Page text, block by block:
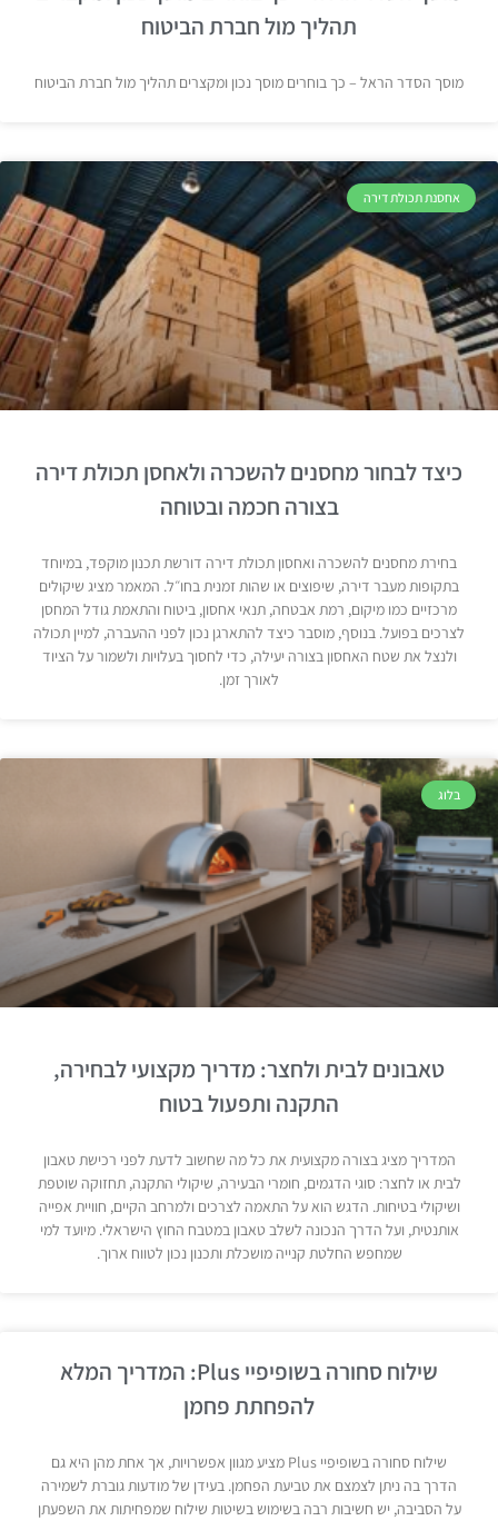
תהליך מול חברת הביטוח
מוסך הסדר הראל – כך בוחרים מוסך נכון ומקצרים תהליך מול חברת הביטוח
אחסנת תכולת דירה
כיצד לבחור מחסנים להשכרה ולאחסן תכולת דירה
בצורה חכמה ובטוחה
בחירת מחסנים להשכרה ואחסון תכולת דירה דורשת תכנון מוקפד, במיוחד
בתקופות מעבר דירה, שיפוצים או שהות זמנית בחו״ל. המאמר מציג שיקולים
מרכזיים כמו מיקום, רמת אבטחה, תנאי אחסון, ביטוח והתאמת גודל המחסן
לצרכים בפועל. בנוסף, מוסבר כיצד להתארגן נכון לפני ההעברה, למיין תכולה
ולנצל את שטח האחסון בצורה יעילה, כדי לחסוך בעלויות ולשמור על הציוד
לאורך זמן.
בלוג
טאבונים לבית ולחצר: מדריך מקצועי לבחירה,
התקנה ותפעול בטוח
המדריך מציג בצורה מקצועית את כל מה שחשוב לדעת לפני רכישת טאבון
לבית או לחצר: סוגי הדגמים, חומרי הבעירה, שיקולי התקנה, תחזוקה שוטפת
ושיקולי בטיחות. הדגש הוא על התאמה לצרכים ולמרחב הקיים, חוויית אפייה
אותנטית, ועל הדרך הנכונה לשלב טאבון במטבח החוץ הישראלי. מיועד למי
שמחפש החלטת קנייה מושכלת ותכנון נכון לטווח ארוך.
שילוח סחורה בשופיפיי Plus: המדריך המלא
להפחתת פחמן
שילוח סחורה בשופיפיי Plus מציע מגוון אפשרויות, אך אחת מהן היא גם
הדרך בה ניתן לצמצם את טביעת הפחמן. בעידן של מודעות גוברת לשמירה
על הסביבה, יש חשיבות רבה בשימוש בשיטות שילוח שמפחיתות את השפעתן